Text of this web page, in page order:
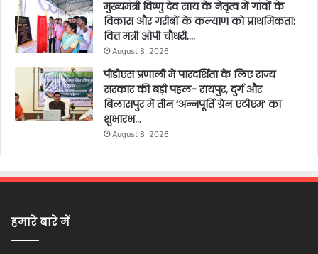
मुख्यमंत्री विष्णु देव साय के नेतृत्व में गांवों के
विकास और गरीबों के कल्याण को प्राथमिकता:
वित्त मंत्री ओपी चौधरी….
August 8, 2026
पीडीएस प्रणाली में पारदर्शिता के लिए राज्य
सरकार की बड़ी पहल- रायपुर, दुर्ग और
बिलासपुर में तीन ‘अन्नपूर्ति ग्रेन एटीएम‘ का
शुभारंभ…
August 8, 2026
हमारे बारे में